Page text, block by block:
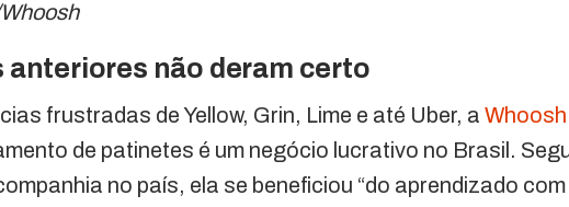
anteriores não deram certo
frustradas de Yellow, Grin, Lime e até Uber, aWhoosh
de patinetes é um negócio lucrativo no Brasil.
no país, ela se beneficiou “do aprendizado